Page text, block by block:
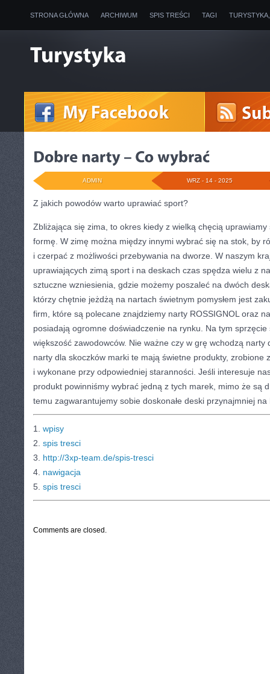
STRONA GŁÓWNA ARCHIWUM SPIS TREŚCI TAGI
WRZ - 14 - 2025
ADMIN
Z jakich powodów warto uprawiać sport?
Zbliżająca się zima, to okres kiedy z wielką chęcią
formę. W zimę można między innymi wybrać się na stok, by
i czerpać z możliwości przebywania na dworze. W naszym
uprawiających zimą sport i na deskach czas spędza wielu z
sztuczne wzniesienia, gdzie możemy poszaleć na dwóch
którzy chętnie jeżdżą na nartach świetnym pomysłem jest
firm, które są polecane znajdziemy narty ROSSIGNOL oraz
posiadają ogromne doświadczenie na rynku. Na tym
większość zawodowców. Nie ważne czy w grę wchodzą narty
narty dla skoczków marki te mają świetne produkty, zrobione
i wykonane przy odpowiedniej staranności. Jeśli interesuje
produkt powinniśmy wybrać jedną z tych marek, mimo że są
temu zagwarantujemy sobie doskonałe deski przynajmniej
1. wpisy
2. spis tresci
3. http://3xp-team.de/spis-tresci
4. nawigacja
5. spis tresci
Comments are closed.